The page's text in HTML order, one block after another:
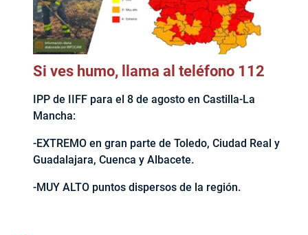
Si ves humo, llama al teléfono 112
IPP de IIFF para el 8 de agosto en Castilla-La
Mancha:
-EXTREMO en gran parte de Toledo, Ciudad Real y
Guadalajara, Cuenca y Albacete.
-MUY ALTO puntos dispersos de la región.